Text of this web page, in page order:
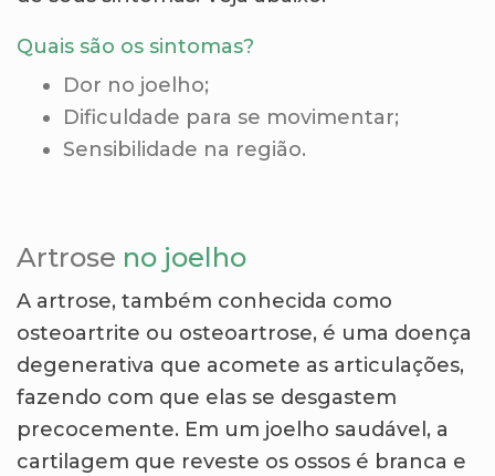
Quais são os sintomas?
Dor no joelho;
Dificuldade para se movimentar;
Sensibilidade na região.
Artrose no joelho
A artrose, também conhecida como
osteoartrite ou osteoartrose, é uma doença
degenerativa que acomete as articulações,
fazendo com que elas se desgastem
precocemente. Em um joelho saudável, a
cartilagem que reveste os ossos é branca e